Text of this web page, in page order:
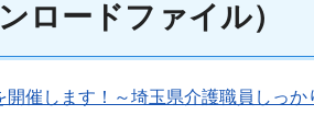
ロードファイル）
催します！～埼玉県介護職員しっ